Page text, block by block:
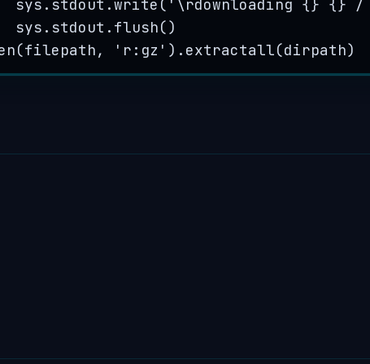
sys.stdout.write ( ' \rdownloading {} {} /
sys.stdout. flush()
(filepath, ' r:gz ' ). extractall(dirpath)